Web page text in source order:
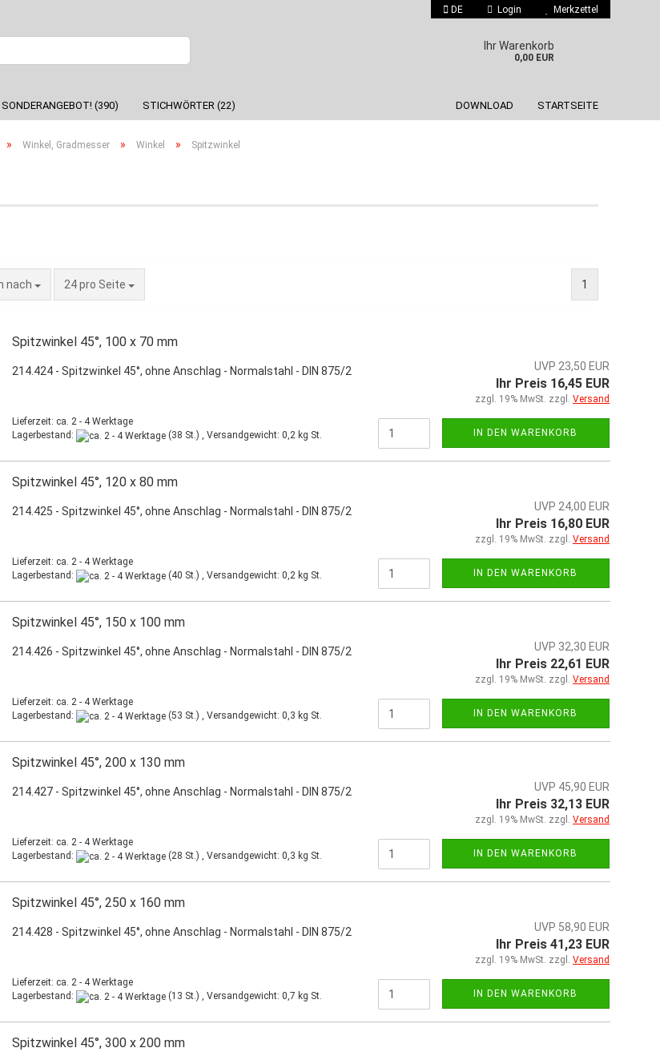
DE Login Merkzettel
Ihr Warenkorb
0,00 EUR
SONDERANGEBOT! (390) STICHWÖRTER (22) DOWNLOAD STARTSEITE
» Winkel, Gradmesser » Winkel » Spitzwinkel
nach 24 pro Seite 1
Spitzwinkel 45°, 100 x 70 mm
214.424 - Spitzwinkel 45°, ohne Anschlag - Normalstahl - DIN 875/2
Lieferzeit: ca. 2 - 4 Werktage
Lagerbestand:
(38 St.) , Versandgewicht: 0,2 kg St.
UVP 23,50 EUR
Ihr Preis 16,45 EUR
zzgl. 19% MwSt. zzgl. Versand
IN DEN WARENKORB
Spitzwinkel 45°, 120 x 80 mm
214.425 - Spitzwinkel 45°, ohne Anschlag - Normalstahl - DIN 875/2
Lieferzeit: ca. 2 - 4 Werktage
Lagerbestand:
(40 St.) , Versandgewicht: 0,2 kg St.
UVP 24,00 EUR
Ihr Preis 16,80 EUR
zzgl. 19% MwSt. zzgl. Versand
IN DEN WARENKORB
Spitzwinkel 45°, 150 x 100 mm
214.426 - Spitzwinkel 45°, ohne Anschlag - Normalstahl - DIN 875/2
Lieferzeit: ca. 2 - 4 Werktage
Lagerbestand:
(53 St.) , Versandgewicht: 0,3 kg St.
UVP 32,30 EUR
Ihr Preis 22,61 EUR
zzgl. 19% MwSt. zzgl. Versand
IN DEN WARENKORB
Spitzwinkel 45°, 200 x 130 mm
214.427 - Spitzwinkel 45°, ohne Anschlag - Normalstahl - DIN 875/2
Lieferzeit: ca. 2 - 4 Werktage
Lagerbestand:
(28 St.) , Versandgewicht: 0,3 kg St.
UVP 45,90 EUR
Ihr Preis 32,13 EUR
zzgl. 19% MwSt. zzgl. Versand
IN DEN WARENKORB
Spitzwinkel 45°, 250 x 160 mm
214.428 - Spitzwinkel 45°, ohne Anschlag - Normalstahl - DIN 875/2
Lieferzeit: ca. 2 - 4 Werktage
Lagerbestand:
(13 St.) , Versandgewicht: 0,7 kg St.
UVP 58,90 EUR
Ihr Preis 41,23 EUR
zzgl. 19% MwSt. zzgl. Versand
IN DEN WARENKORB
Spitzwinkel 45°, 300 x 200 mm